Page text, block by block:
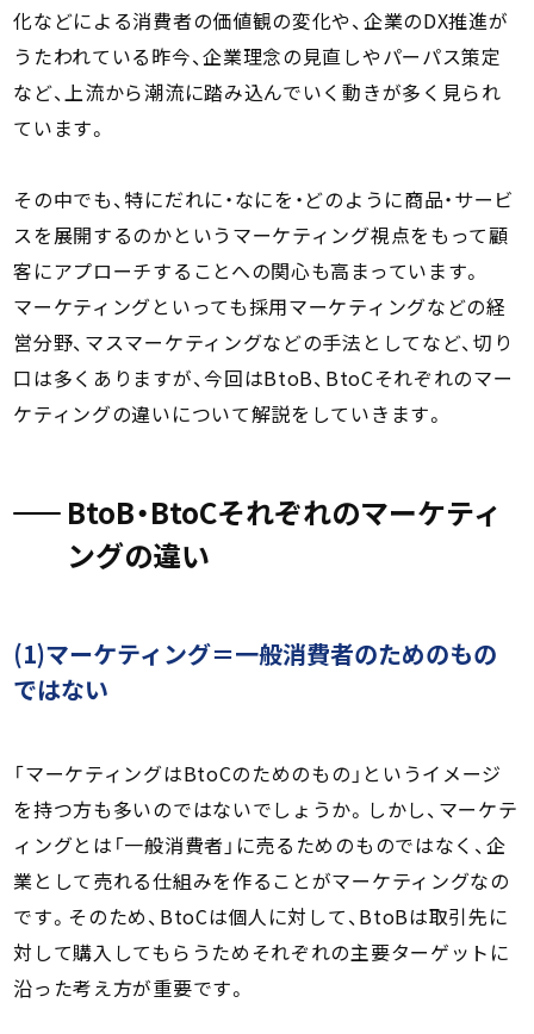
化などによる消費者の価値観の変化や、企業のDX推進が
うたわれている昨今、企業理念の見直しやパーパス策定
など、上流から潮流に踏み込んでいく動きが多く見られ
ています。
その中でも、特にだれに・なにを・どのように商品・サービ
スを展開するのかというマーケティング視点をもって顧
客にアプローチすることへの関心も高まっています。
マーケティングといっても採用マーケティングなどの経
営分野、マスマーケティングなどの手法としてなど、切り
口は多くありますが、今回はBtoB、BtoCそれぞれのマー
ケティングの違いについて解説をしていきます。
BtoB・BtoCそれぞれのマーケティ
ングの違い
(1)マーケティング＝一般消費者のためのもの
ではない
「マーケティングはBtoCのためのもの」というイメージ
を持つ方も多いのではないでしょうか。しかし、マーケテ
ィングとは「一般消費者」に売るためのものではなく、企
業として売れる仕組みを作ることがマーケティングなの
です。そのため、BtoCは個人に対して、BtoBは取引先に
対して購入してもらうためそれぞれの主要ターゲットに
沿った考え方が重要です。